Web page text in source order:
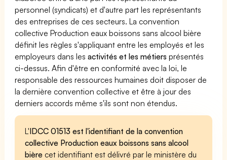
personnel (syndicats) et d'autre part les représentants
des entreprises de ces secteurs. La convention
collective Production eaux boissons sans alcool bière
définit les règles s'appliquant entre les employés et les
employeurs dans lesactivités et les métiers présentés
ci-dessus. Afin d'être en conformité avec la loi, le
responsable des ressources humaines doit disposer de
la dernière convention collective et être à jour des
derniers accords même s'ils sont non étendus.
L'IDCC 01513 est l'identifiant de la convention
collective Production eaux boissons sans alcool
bière cet identifiant est délivré par le ministère du